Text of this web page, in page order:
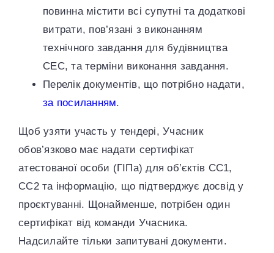
повинна містити всі супутні та додаткові
витрати, пов’язані з виконанням
технічного завдання для будівництва
СЕС, та терміни виконання завдання.
Перелік документів, що потрібно надати,
за посиланням.
Щоб узяти участь у тендері, Учасник
обов’язково має надати сертифікат
атестованої особи (ГІПа) для об’єктів СС1,
СС2 та інформацію, що підтверджує досвід у
проєктуванні. Щонайменше, потрібен один
сертифікат від команди Учасника.
Надсилайте тільки запитувані документи.